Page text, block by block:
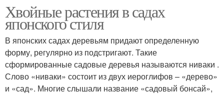
Хвойные растения в садах
японского стиля
В японских садах деревьям придают определенную
форму, регулярно из подстригают. Такие
сформированные садовые деревья называются ниваки .
Слово «ниваки» состоит из двух иероглифов – «дерево»
и «сад». Многие слышали название «садовый бонсай»,